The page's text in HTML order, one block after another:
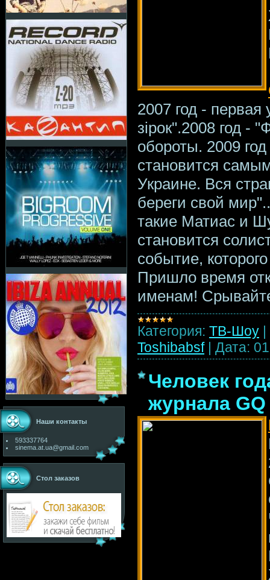
Наши контакты
593337764
sinema.at.ua@gmail.com
Стол заказов
2007 год - первая
зірок".2008 год -
обороты. 2009
становится
Украине. Вся
береги свой
такие Матиас и
становится
событие,
Пришло время
именам!
Категория: ТВ-Шоу |
Toshibabsf | Дата:
Человек
журнала GQ